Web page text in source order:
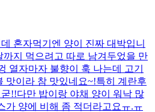
혼자먹기엔 양이 진짜 대박입니
까지 먹으려고 따로 남겨두었을 만
열자마자 불향이 훅 나는데 고기
맛이라 참 맛있네요~!특히 계란후
!! ​다만 밥이랑 야채 양이 워낙 많
가 양에 비해 좀 적더라고요ㅠ.ㅠ